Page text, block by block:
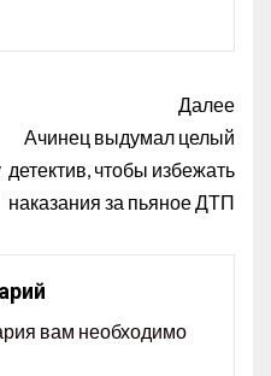
Далее
Ачинец выдумал целый
детектив, чтобы избежать
наказания за пьяное ДТП
вам необходимо